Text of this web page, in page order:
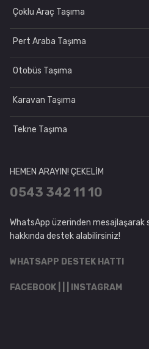
Çoklu Araç Taşıma
Pert Araba Taşıma
Otobüs Taşıma
Karavan Taşıma
Tekne Taşıma
HEMEN ARAYIN! ÇEKELİM
0543 342 11 10
WhatsApp üzerinden mesajlaşarak
hakkında destek alabilirsiniz!
WHATSAPP DESTEK HATTI
FACEBOOK INSTAGRAM